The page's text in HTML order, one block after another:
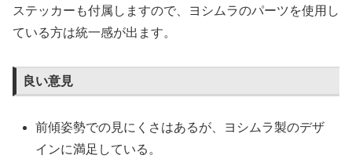
ステッカーも付属しますので、ヨシムラのパーツを使用し
ている方は統一感が出ます。
良い意見
前傾姿勢での見にくさはあるが、ヨシムラ製のデザ
インに満足している。